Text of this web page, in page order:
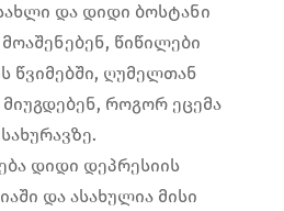
და დიდი ბოსტანი
წიწილები
წვიმებში, ღუმელთან
როგორ ეცემა
დიდი დეპრესიის
და ასახულია მისი